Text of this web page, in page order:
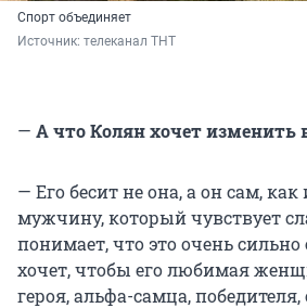
Спорт объединяет
Источник: телеканал ТНТ
— А что Колян хочет изменить
— Его бесит не она, а он сам,
мужчину, который чувствует
понимает, что это очень сильно
хочет, чтобы его любимая
героя, альфа-самца, победителя,